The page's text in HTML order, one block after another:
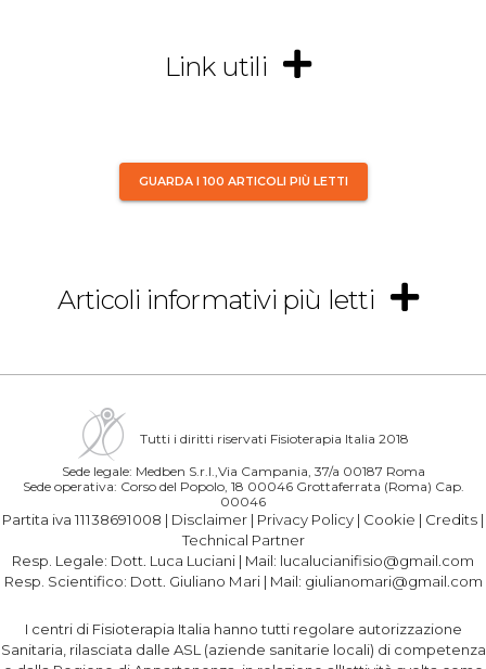
Link utili
GUARDA I 100 ARTICOLI PIÙ LETTI
Articoli informativi più letti
Tutti i diritti riservati Fisioterapia Italia 2018
Sede legale: Medben S.r.l.,Via Campania, 37/a 00187 Roma
Sede operativa: Corso del Popolo, 18 00046 Grottaferrata (Roma) Cap.
00046
Partita iva 11138691008 | Disclaimer | Privacy Policy | Cookie | Credits |
Technical Partner
Resp. Legale: Dott. Luca Luciani | Mail: lucalucianifisio@gmail.com
Resp. Scientifico: Dott. Giuliano Mari| Mail: giulianomari@gmail.com
I centri di Fisioterapia Italia hanno tutti regolare autorizzazione
Sanitaria, rilasciata dalle ASL (aziende sanitarie locali) di competenza